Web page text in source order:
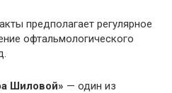
предполагает регулярное
офтальмологического
Шиловой» — один из